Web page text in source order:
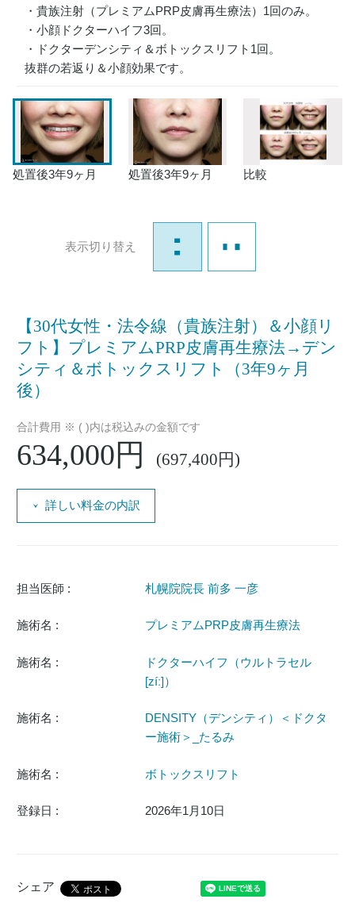
・貴族注射（プレミアムPRP皮膚再生療法）1回のみ。
・小顔ドクターハイフ3回。
・ドクターデンシティ＆ボトックスリフト1回。
抜群の若返り＆小顔効果です。
処置後3年9ヶ月 処置後3年9ヶ月 比較
表示切り替え
【30代女性・法令線（貴族注射）＆小顔リ
フト】プレミアムPRP皮膚再生療法→デン
シティ＆ボトックスリフト（3年9ヶ月
後）
合計費用 ※ ( )内は税込みの金額です
634,000円 (697,400円)
詳しい料金の内訳
担当医師 : 札幌院院長 前多 一彦
施術名 : プレミアムPRP皮膚再生療法
施術名 :
ドクターハイフ（ウルトラセル
[zíː]）
施術名 :
DENSITY（デンシティ）＜ドクタ
ー施術＞_たるみ
施術名 : ボトックスリフト
登録日 : 2026年1月10日
シェア